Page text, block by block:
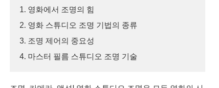
1. 영화에서 조명의 힘
2. 영화 스튜디오 조명 기법의 종류
3. 조명 제어의 중요성
4. 마스터 필름 스튜디오 조명 기술